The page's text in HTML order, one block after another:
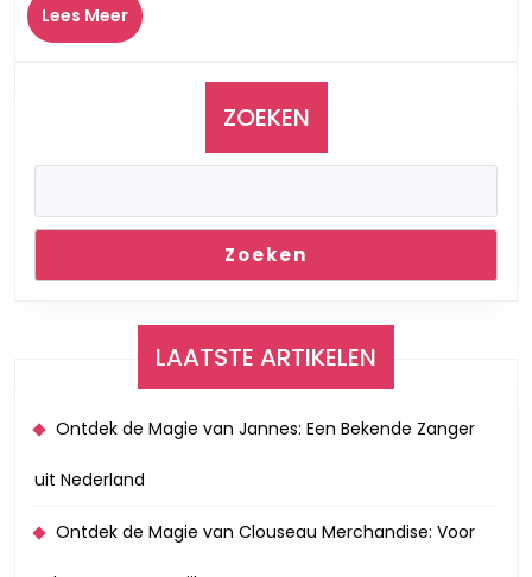
Lees MeerLees
Meer
ZOEKEN
Zoeken
LAATSTE ARTIKELEN
Ontdek de Magie van Jannes: Een Bekende Zanger
uit Nederland
Ontdek de Magie van Clouseau Merchandise: Voor